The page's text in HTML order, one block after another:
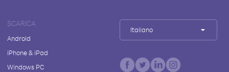
SCARICA
Android
iPhone & iPad
Windows PC
Italiano